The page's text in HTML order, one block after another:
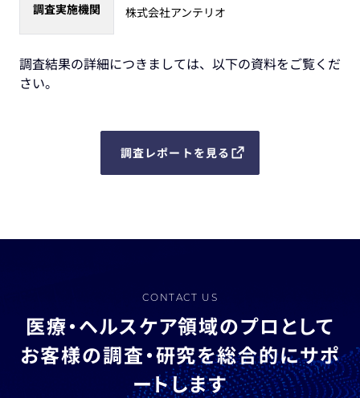
調査実施機関 株式会社アンテリオ
調査結果の詳細につきましては、以下の資料をご覧くだ
さい。
調査レポートを見る
CONTACT US
医療・ヘルスケア領域のプロとして
お客様の調査・研究を総合的にサポ
ートします